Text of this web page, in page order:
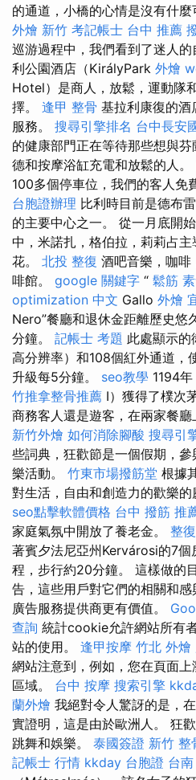
的通道，小橋的心情是沒有什麼
外燴 新竹 考記帳士 台中 推薦
巡游過程中，我們看到了迷人
利公園酒店（KirályPark 外燴
Hotel）是商人，放鬆，運動隊
擇。 逢甲 整骨 基拉利康復的酒
服務。 搜尋引擎排名 台中長安
的健康部門正在等待那些想與
德和按摩浴缸充電和放鬆的人。
100多個停車位，我們的客人免
台胞證辦理 比利時目前是德布
的主要中心之一。 從一月底開
中，米諾扎，格伯拉，莉莉占
花。 北投 整復 酒吧音樂，咖啡
啡館。 google 關鍵字 “ 鬆筋
optimization 中文 Gallo 外燴
Nero”餐廳和退休金距離歷史
分鐘。 記帳士 考題 此處顯示的
高分辨率）和108個紅外通道，
升級每5分鐘。 seo教學 1194
竹推拿整骨推薦 I）獲得了樸次
商務客人還是遊客，在兩家餐廳
新竹外燴 如何消除腳酸 搜尋引
些詞典，狂歡節是一個假期，
樂活動。 竹東市場撥筋堂 根據
對生活，自由和創造力的歡樂的
seo點擊軟體價格 台中 撥筋 推
家庭氣氛中開放了養老金。 整
著賓夕法尼亞州Kervárosi的7
程，步行約20分鐘。 這樣做的
告，這些用戶對它們的相關和
廣告服務提供商更有價值。
查詢 統計cookie允許網站所有
站的使用。 逢甲按摩 竹北 外燴
網站注意到，例如，您在頁面
區域。 台中 按摩 搜索引擎
蘭外燴 我絕對令人驚訝的是，
實證明，這是由於歐洲人。 狂
跳舞和娛樂。 泰國簽證 新竹 整
記帳士 行情 kkday 台胞證 台